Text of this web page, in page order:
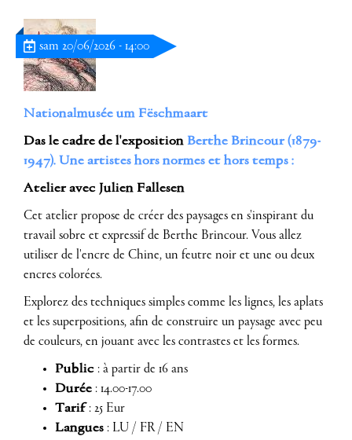
sam 20/06/2026 - 14:00
Nationalmusée um Fëschmaart
Das le cadre de l'exposition Berthe Brincour (1879-
1947). Une artistes hors normes et hors temps :
Atelier avec Julien Fallesen
Cet atelier propose de créer des paysages en s'inspirant du
travail sobre et expressif de Berthe Brincour. Vous allez
utiliser de l'encre de Chine, un feutre noir et une ou deux
encres colorées.
Explorez des techniques simples comme les lignes, les aplats
et les superpositions, afin de construire un paysage avec peu
de couleurs, en jouant avec les contrastes et les formes.
Public : à partir de 16 ans
Durée : 14.00-17.00
Tarif: 25 Eur
Langues : LU / FR / EN